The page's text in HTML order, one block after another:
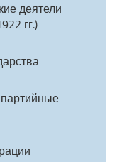
деятели
гг.)